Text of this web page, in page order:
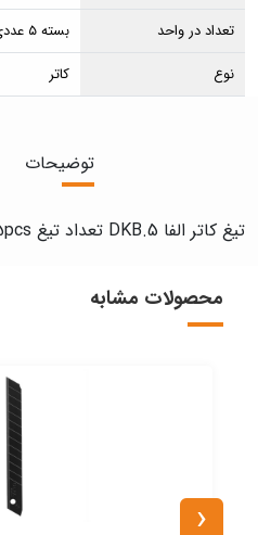
تعداد در واحد
بسته ۵ عددی
نوع
کاتر
توضیحات
تیغ کاتر الفا DKB.5 تعداد تیغ 5pcs
محصولات مشابه
‹